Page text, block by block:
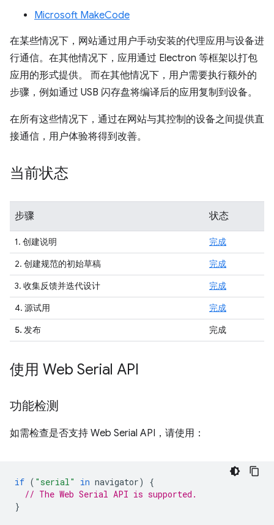
Microsoft MakeCode
在某些情况下，网站通过用户手动安装的代理应用与设备进
行通信。在其他情况下，应用通过 Electron 等框架以打包
应用的形式提供。 而在其他情况下，用户需要执行额外的
步骤，例如通过 USB 闪存盘将编译后的应用复制到设备。
在所有这些情况下，通过在网站与其控制的设备之间提供直
接通信，用户体验将得到改善。
当前状态
步骤 状态
1. 创建说明
完成
2. 创建规范的初始草稿
完成
3. 收集反馈并迭代设计
完成
4. 源试用
完成
5. 发布
完成
使用 Web Serial API
功能检测
如需检查是否支持 Web Serial API，请使用：
if ( "serial" in navigator)
{
// The Web Serial API is supported.
}